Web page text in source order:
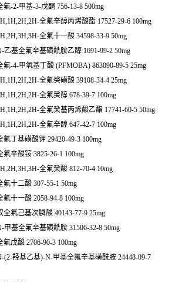
氟-2-甲基-3-戊酮 756-13-8 500mg
全氟辛醇丙烯酸酯 17527-29-6 100mg
全氟十一酸 34598-33-9 50mg
乙基全氟辛基磺酰胺乙醇 1691-99-2 50mg
氟-4-甲氧基丁酸 (PFMOBA) 863090-89-5 25mg
全氟癸磺酸 39108-34-4 25mg
全氟癸醇 678-39-7 100mg
全氟癸基丙烯酸乙酯 17741-60-5 50mg
全氟辛醇 647-42-7 100mg
氟丁基磺酸钾 29420-49-3 100mg
氟辛酸铵 3825-26-1 100mg
全氟癸酸 812-70-4 10mg
氟十二酸 307-55-1 50mg
氟十一酸 2058-94-8 100mg
全氟己基次膦酸 40143-77-9 25mg
甲基全氟辛基磺酰胺 31506-32-8 50mg
氟戊酸 2706-90-3 100mg
(2-羟基乙基)-N-甲基全氟辛基磺酰胺 24448-09-7